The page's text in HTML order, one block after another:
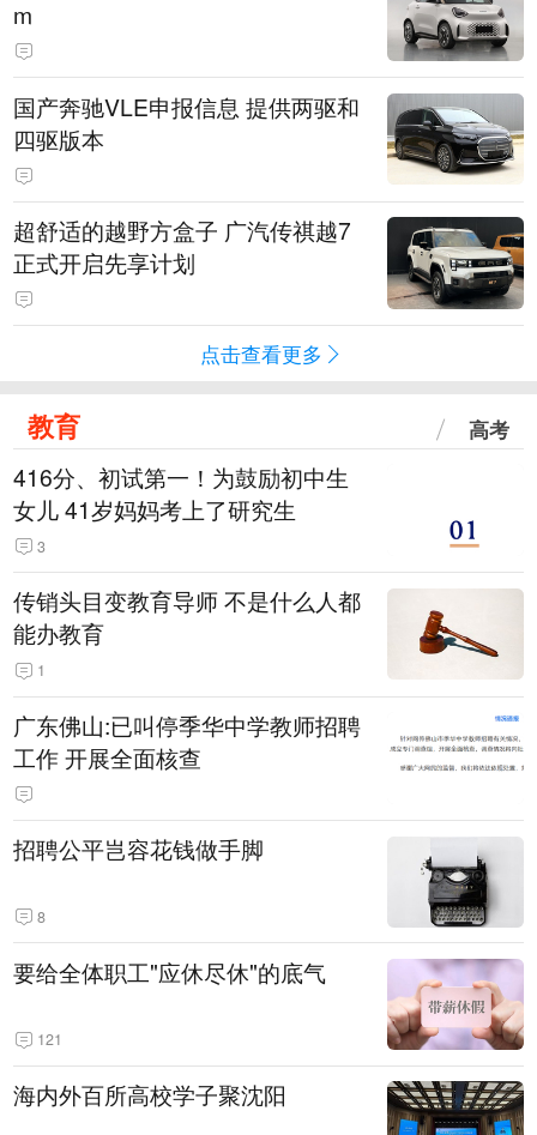
m
国产奔驰VLE申报信息 提供两驱和
四驱版本
超舒适的越野方盒子 广汽传祺越7
正式开启先享计划
点击查看更多
教育 高考
416分、初试第一！为鼓励初中生
女儿 41岁妈妈考上了研究生
3
传销头目变教育导师 不是什么人都
能办教育
1
广东佛山:已叫停季华中学教师招聘
工作 开展全面核查
招聘公平岂容花钱做手脚
8
要给全体职工"应休尽休"的底气
121
海内外百所高校学子聚沈阳